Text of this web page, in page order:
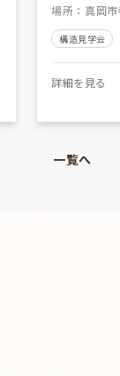
場所 ： 真岡
構造見学会
詳細を見る
一覧へ